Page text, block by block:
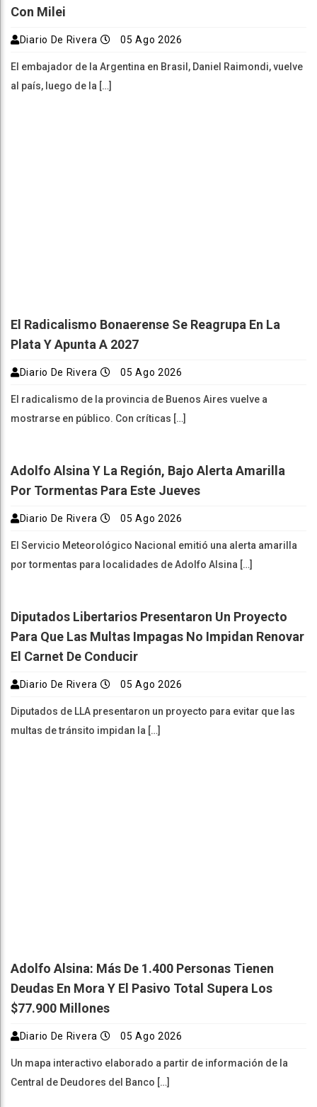
Con Milei
Diario De Rivera 05 Ago 2026
El embajador de la Argentina en Brasil, Daniel Raimondi, vuelve
al país, luego de la […]
El Radicalismo Bonaerense Se Reagrupa En La
Plata Y Apunta A 2027
Diario De Rivera 05 Ago 2026
El radicalismo de la provincia de Buenos Aires vuelve a
mostrarse en público. Con críticas […]
Adolfo Alsina Y La Región, Bajo Alerta Amarilla
Por Tormentas Para Este Jueves
Diario De Rivera 05 Ago 2026
El Servicio Meteorológico Nacional emitió una alerta amarilla
por tormentas para localidades de Adolfo Alsina […]
Diputados Libertarios Presentaron Un Proyecto
Para Que Las Multas Impagas No Impidan Renovar
El Carnet De Conducir
Diario De Rivera 05 Ago 2026
Diputados de LLA presentaron un proyecto para evitar que las
multas de tránsito impidan la […]
Adolfo Alsina: Más De 1.400 Personas Tienen
Deudas En Mora Y El Pasivo Total Supera Los
$77.900 Millones
Diario De Rivera 05 Ago 2026
Un mapa interactivo elaborado a partir de información de la
Central de Deudores del Banco […]